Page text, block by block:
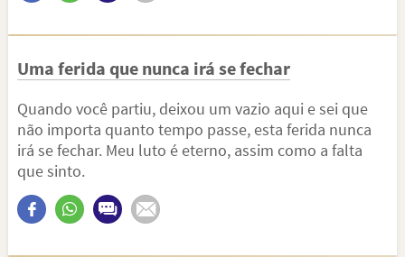
Uma ferida que nunca irá se fechar
Quando você partiu, deixou um vazio aqui e sei que
não importa quanto tempo passe, esta ferida nunca
irá se fechar. Meu luto é eterno, assim como a falta
que sinto.